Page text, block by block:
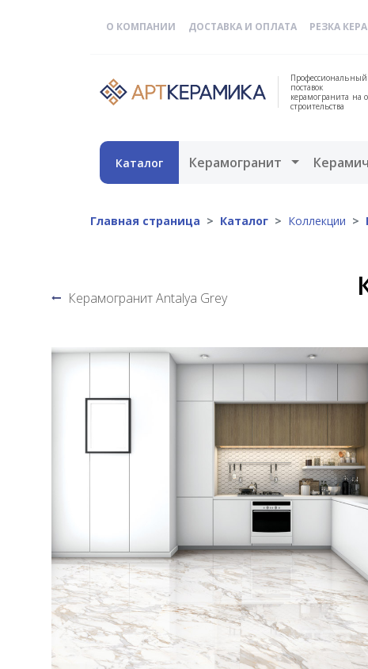
О КОМПАНИИ ДОСТАВКА И ОПЛАТА РЕЗКА
Профессиональный
поставок
керамогранита на
строительства
Каталог Керамогранит Открыть
Главная страница Каталог Коллекции
Керамогранит Antalya Grey